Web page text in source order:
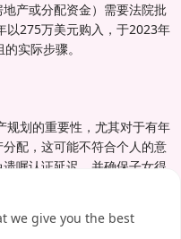
产或分配资金）需要法院批
以275万美元购入，于2023年
实际步骤。
规划的重要性，尤其对于有年
配，这可能不符合个人的意
嘱认证延迟，并确保子女得
益到版税）的高知名度人士
纷和给亲人留下的情感压
适用于富人；它适用于任何
we give you the best